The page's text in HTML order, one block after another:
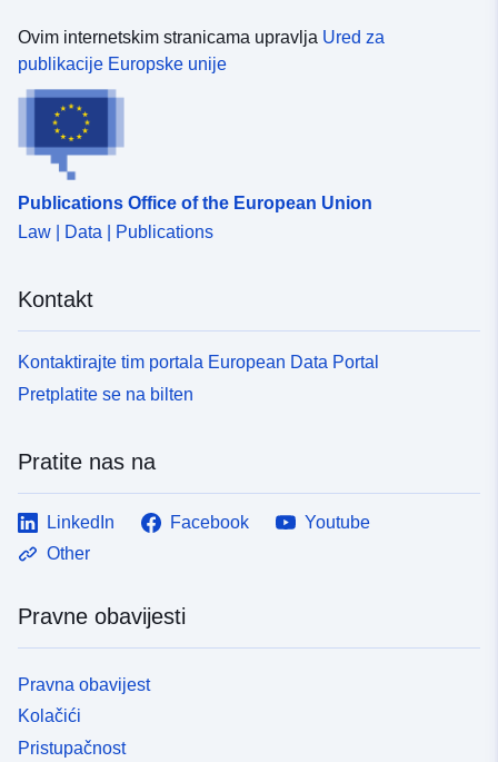
Ovim internetskim stranicama upravlja Ured za
publikacije Europske unije
Publications Office of the European Union
Law | Data | Publications
Kontakt
Kontaktirajte tim portala European Data Portal
Pretplatite se na bilten
Pratite nas na
LinkedIn Facebook
Youtube
Other
Pravne obavijesti
Pravna obavijest
Kolačići
Pristupačnost